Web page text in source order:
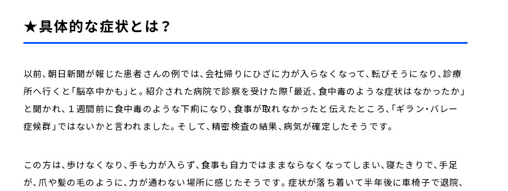
★具体的な症状とは？
以前、朝日新聞が報じた患者さんの例では、会社帰りにひざに力が入らなくなって、転びそうになり、診療
所へ行くと「脳卒中かも」と。紹介された病院で診察を受けた際「最近、食中毒のような症状はなかったか」
と聞かれ、１週間前に食中毒のような下痢になり、食事が取れなかったと伝えたところ、「ギラン・バレー
症候群」ではないかと言われました。そして、精密検査の結果、病気が確定したそうです。
この方は、歩けなくなり、手も力が入らず、食事も自力ではままならなくなってしまい、寝たきりで、手足
が、爪や髪の毛のように、力が通わない場所に感じたそうです。症状が落ち着いて半年後に車椅子で退院、